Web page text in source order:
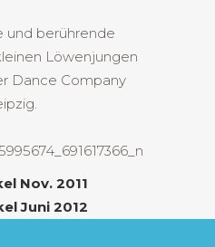
und berührende
Löwenjungen
Dance Company
Nov. 2011
Juni 2012